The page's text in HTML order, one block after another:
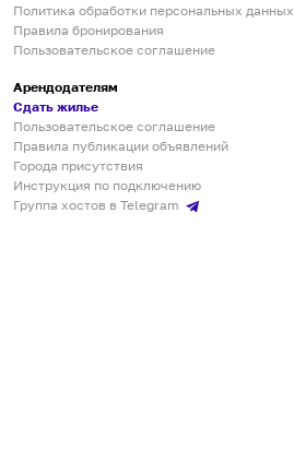
Политика обработки персональных данных
Правила бронирования
Пользовательское соглашение
Арендодателям
Сдать жилье
Пользовательское соглашение
Правила публикации объявлений
Города присутствия
Инструкция по подключению
Группа хостов в Telegram